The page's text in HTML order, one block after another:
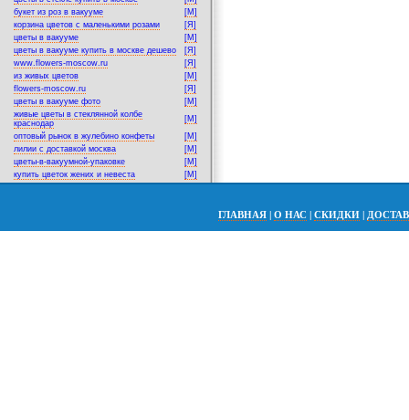
букет из роз в вакууме
[M]
корзина цветов с маленькими розами
[Я]
цветы в вакууме
[M]
цветы в вакууме купить в москве дешево
[Я]
www.flowers-moscow.ru
[Я]
из живых цветов
[M]
flowers-moscow.ru
[Я]
цветы в вакууме фото
[M]
живые цветы в стеклянной колбе
краснодар
[M]
оптовый рынок в жулебино конфеты
[M]
лилии с доставкой москва
[M]
цветы-в-вакуумной-упаковке
[M]
купить цветок жених и невеста
[M]
ГЛАВНАЯ | О НАС | СКИДКИ |